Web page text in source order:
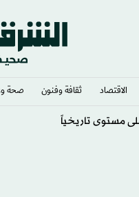
الاقتصاد ثقافة وفنون صحة
مضيق هرمز